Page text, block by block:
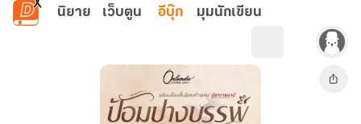
ข้ามไปยังเนื้อหาหลัก
นิยาย เว็บตูน อีบุ๊ก มุมนักเขียน